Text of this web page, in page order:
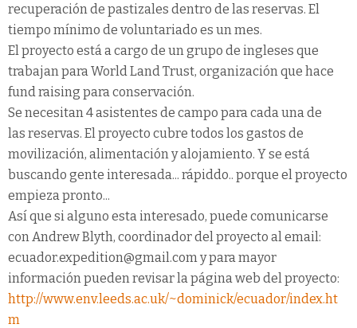
recuperación de pastizales dentro de las reservas. El
tiempo mínimo de voluntariado es un mes.
El proyecto está a cargo de un grupo de ingleses que
trabajan para World Land Trust, organización que hace
fund raising para conservación.
Se necesitan 4 asistentes de campo para cada una de
las reservas. El proyecto cubre todos los gastos de
movilización, alimentación y alojamiento. Y se está
buscando gente interesada... rápiddo.. porque el proyecto
empieza pronto...
Así que si alguno esta interesado, puede comunicarse
con Andrew Blyth, coordinador del proyecto al email:
ecuador.expedition@gmail.com y para mayor
información pueden revisar la página web del proyecto:
http://www.env.leeds.ac.uk/~dominick/ecuador/index.ht
m